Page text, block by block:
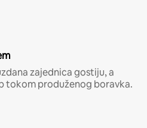
zajednica gostiju, a
tokom produženog boravka.